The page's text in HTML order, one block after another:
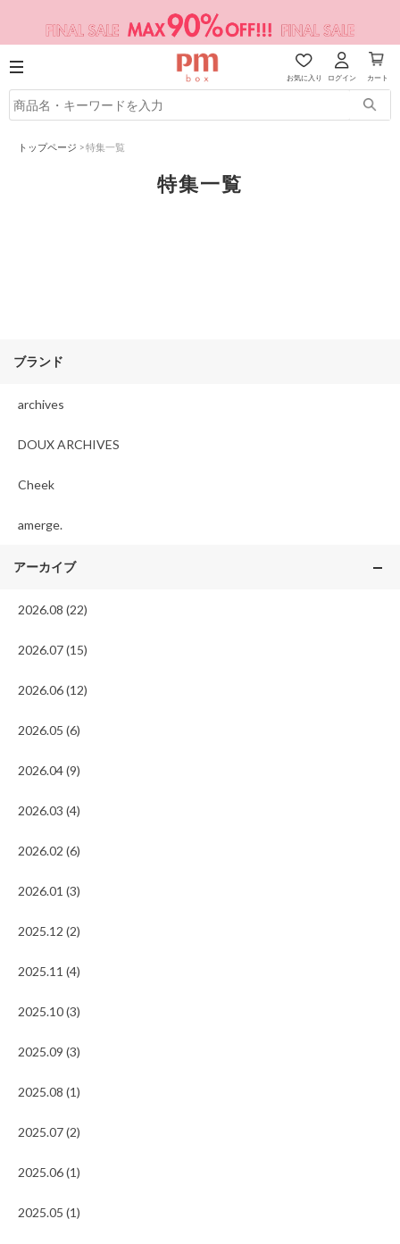
お気に入り ログイン カート
トップページ >特集一覧
特集一覧
ブランド
archives
DOUX ARCHIVES
Cheek
amerge.
アーカイブ
2026.08 (22)
2026.07 (15)
2026.06 (12)
2026.05 (6)
2026.04 (9)
2026.03 (4)
2026.02 (6)
2026.01 (3)
2025.12 (2)
2025.11 (4)
2025.10 (3)
2025.09 (3)
2025.08 (1)
2025.07 (2)
2025.06 (1)
2025.05 (1)